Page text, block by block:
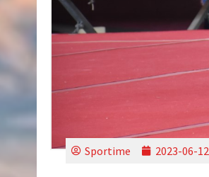
Sportime 2023-06-12